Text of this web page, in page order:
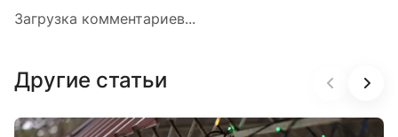
Загрузка комментариев...
Другие статьи